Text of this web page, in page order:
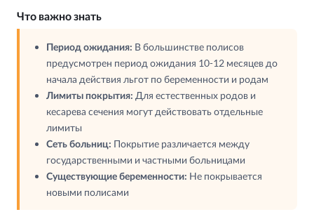
Что важно знать
Период ожидания: В большинстве полисов
предусмотрен период ожидания 10-12 месяцев до
начала действия льгот по беременности и родам
Лимиты покрытия: Для естественных родов и
кесарева сечения могут действовать отдельные
лимиты
Сеть больниц: Покрытие различается между
государственными и частными больницами
Существующие беременности: Не покрывается
новыми полисами